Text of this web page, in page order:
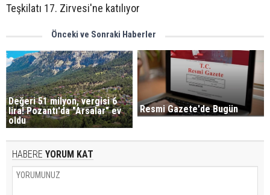
Teşkilatı 17. Zirvesi'ne katılıyor
Önceki ve Sonraki Haberler
Değeri 51 milyon, vergisi 6
lira! Pozantı'da "Arsalar" ev
oldu
Resmi Gazete'de Bugün
HABERE YORUM KAT